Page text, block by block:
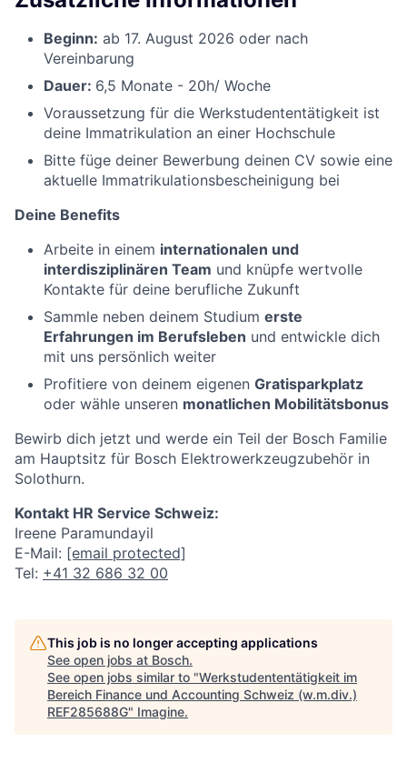
Beginn: ab 17. August 2026 oder nach
Vereinbarung
Dauer: 6,5 Monate - 20h/ Woche
Voraussetzung für die Werkstudententätigkeit ist
deine Immatrikulation an einer Hochschule
Bitte füge deiner Bewerbung deinen CV sowie eine
aktuelle Immatrikulationsbescheinigung bei
Deine Benefits
Arbeite in einem internationalen und
interdisziplinären Team und knüpfe wertvolle
Kontakte für deine berufliche Zukunft
Sammle neben deinem Studium erste
Erfahrungen im Berufsleben und entwickle dich
mit uns persönlich weiter
Profitiere von deinem eigenen Gratisparkplatz
oder wähle unseren monatlichen Mobilitätsbonus
Bewirb dich jetzt und werde ein Teil der Bosch Familie
am Hauptsitz für Bosch Elektrowerkzeugzubehör in
Solothurn.
Kontakt HR Service Schweiz:
Ireene Paramundayil
E-Mail: [email protected]
Tel: +41 32 686 32 00
This job is no longer accepting applications
See open jobs at Bosch.
See open jobs similar to "Werkstudententätigkeit im
Bereich Finance und Accounting Schweiz (w.m.div.)
REF285688G" Imagine.